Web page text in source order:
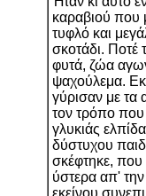
καραβιού που
τυφλό και
σκοτάδι. Ποτέ
φυτά, ζώα
ψαχούλεμα.
γύρισαν με τα
τον τρόπο
γλυκιάς
δύστυχου
σκέφτηκε,
ύστερα απ'
εκείνου